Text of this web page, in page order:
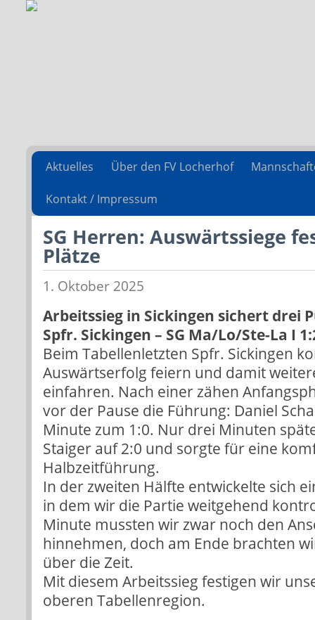
Aktuelles Über den FV Locherhof
Kontakt / Impressum
SG Herren: Auswärtssiege
Plätze
1. Oktober 2025
Arbeitssieg in Sickingen sichert drei
Spfr. Sickingen – SG Ma/Lo/Ste-La I
Beim Tabellenletzten Spfr. Sickingen
Auswärtserfolg feiern und damit
einfahren. Nach einer zähen
vor der Pause die Führung: Daniel
Minute zum 1:0. Nur drei Minuten
Staiger auf 2:0 und sorgte für eine
Halbzeitführung.
In der zweiten Hälfte entwickelte sich
in dem wir die Partie weitgehend
Minute mussten wir zwar noch den
hinnehmen, doch am Ende brachten
über die Zeit.
Mit diesem Arbeitssieg festigen wir
oberen Tabellenregion.